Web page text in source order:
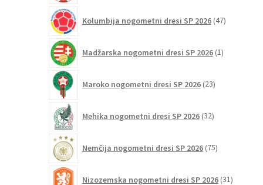
Kolumbija nogometni dresi SP 2026 47izdelkov
Madžarska nogometni dresi SP 2026 1izdelek
Maroko nogometni dresi SP 2026 23izdelkov
Mehika nogometni dresi SP 2026 32izdelkov
Nemčija nogometni dresi SP 2026 75izdelkov
Nizozemska nogometni dresi SP 2026 31